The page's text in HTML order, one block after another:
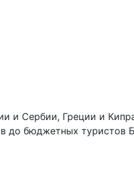
и Сербии, Греции и
до бюджетных туристов